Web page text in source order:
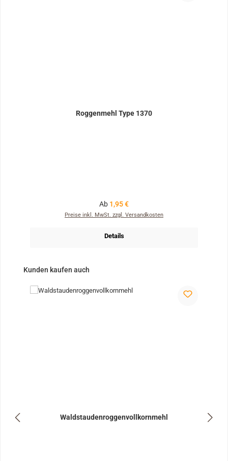
Roggenmehl Type 1370
Regulärer Preis:
Ab 1,95 €
Preise inkl. MwSt. zzgl. Versandkosten
Details
Produktgalerie überspringen
Kunden kaufen auch
Waldstaudenroggenvollkornmehl